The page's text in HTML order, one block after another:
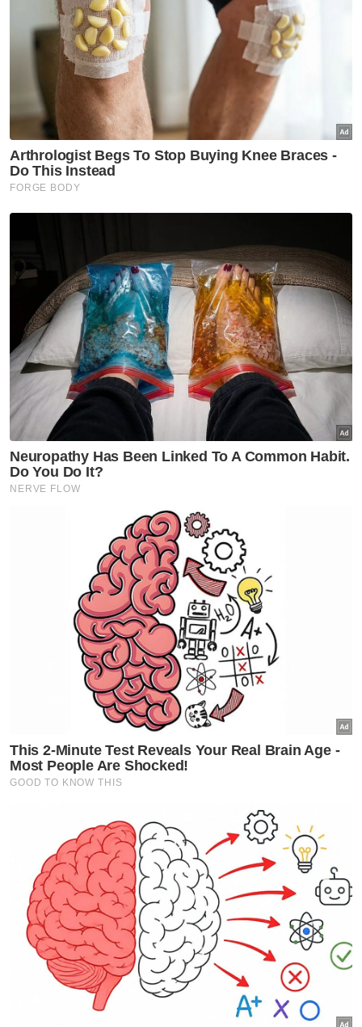
Setakat hari ini, sebanyak 53.04 juta saham
My EG telah diurusniagakan, diikuti Velesto
juta) dan TWL Holdings (35.46 juta).
Bursa Malaysia meraih pencapaian penting
pada 2024, dengan 55 IPO disenaraikan di
bursa itu - bilangan penyenaraian tertinggi
dalam tempoh 19 tahun lepas, melepasi
sasaran awal 42 IPO.
Kesemua 55 IPO ini secara kolektif
mengumpul hasil sebanyak RM7.42 bilion,
yakni peningkatan sebanyak 107 peratus
daripada tahun sebelumnya, dan
menyumbang jumlah permodalan pasaran
sebanyak RM31.37 bilion kepada Bursa
Malaysia berdasarkan kepada harga IPO
Artikel Berkaitan:
Tabika Kemas Autisme pertama di Malaysia dibuka
tahun depan
Kepengerusian ASEAN 2025 agenda utama negara
tahun depan
Lesen memandu fizikal mungkin dikenakan bayaran
tahun depan
Ini merupakan pertumbuhan sebanyak 130
peratus berbanding 2023.